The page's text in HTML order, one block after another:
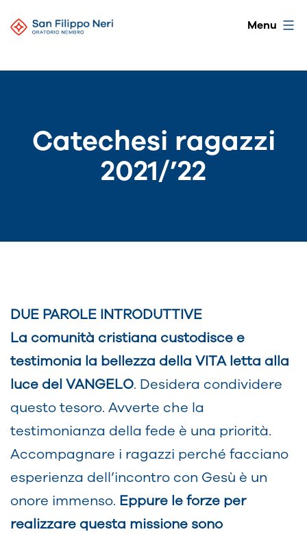
al
Oratorio
di
Menu
Catechesi ragazzi
2021/’22
DUE PAROLE INTRODUTTIVE
La comunità cristiana custodisce e
testimonia la bellezza della VITA letta alla
luce del VANGELO. Desidera condividere
questo tesoro. Avverte che la
testimonianza della fede è una priorità.
Accompagnare i ragazzi perché facciano
esperienza dell’incontro con Gesù è un
onore immenso. Eppure le forze per
realizzare questa missione sono